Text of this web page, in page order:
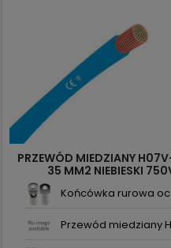
PRZEWÓD MIEDZIANY
35 MM2 NIEBIESKI
Końcówka rurowa
Przewód miedziany